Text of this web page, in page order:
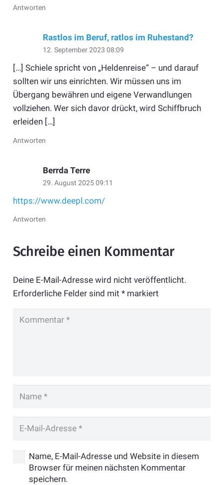
Antworten
Rastlos im Beruf, ratlos im Ruhestand?
12. September 2023 08:09
[…] Schiele spricht von „Heldenreise“ – und darauf
sollten wir uns einrichten. Wir müssen uns im
Übergang bewähren und eigene Verwandlungen
vollziehen. Wer sich davor drückt, wird Schiffbruch
erleiden […]
Antworten
Berrda Terre
29. August 2025 09:11
https://www.deepl.com/
Antworten
Schreibe einen Kommentar
Deine E-Mail-Adresse wird nicht veröffentlicht.
Erforderliche Felder sind mit *markiert
Name, E-Mail-Adresse und Website in diesem
Browser für meinen nächsten Kommentar
speichern.